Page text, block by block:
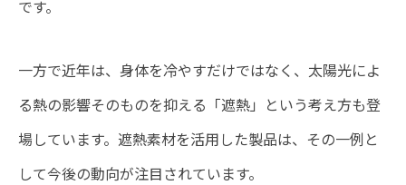
です。
一方で近年は、身体を冷やすだけではなく、太陽光によ
る熱の影響そのものを抑える「遮熱」という考え方も登
場しています。遮熱素材を活用した製品は、その一例と
して今後の動向が注目されています。